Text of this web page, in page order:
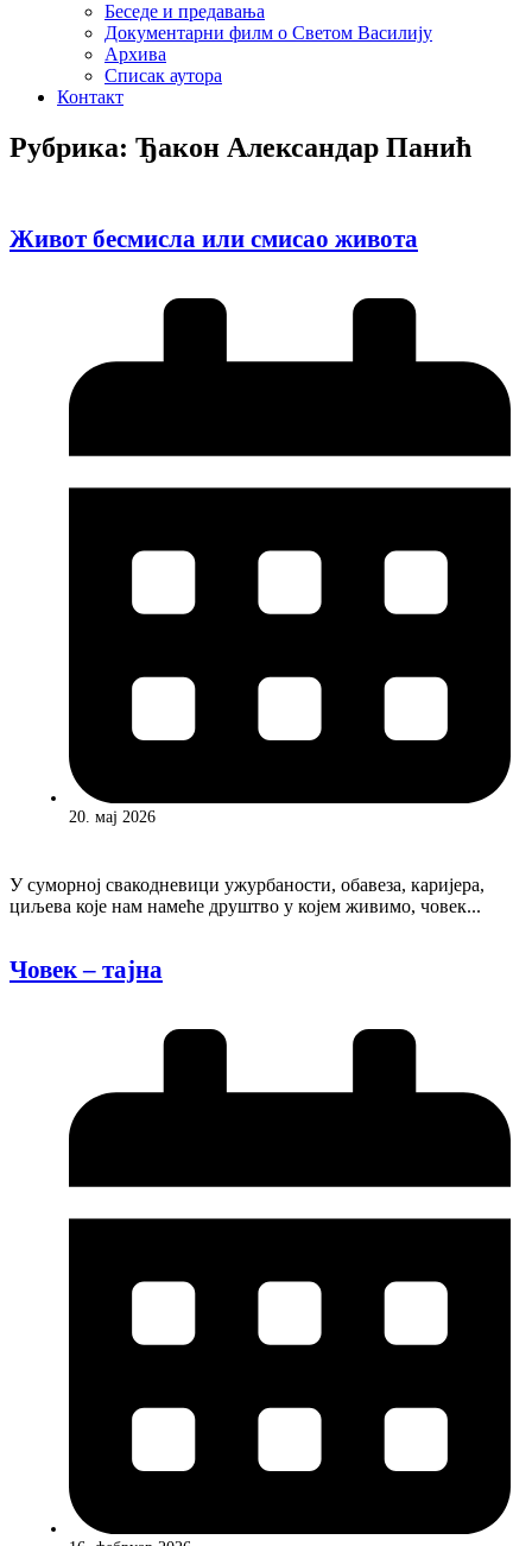
Беседе и предавања
Документарни филм о Светом Василију
Архива
Списак аутора
Контакт
Рубрика: Ђакон Александар Панић
Живот бесмисла или смисао живота
20. мај 2026
У суморној свакодневици ужурбаности, обавеза, каријера,
циљева које нам намеће друштво у којем живимо, човек...
Човек – тајна